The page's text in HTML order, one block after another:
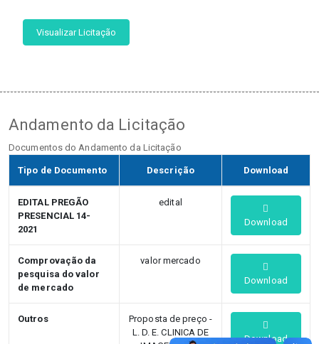
Visualizar Licitação
Andamento da Licitação
Documentos do Andamento da Licitação
Tipo de Documento Descrição Download
EDITAL PREGÃO
PRESENCIAL 14-
2021
edital
Download
Comprovação da
pesquisa do valor
de mercado
valor mercado
Download
Outros
Proposta de preço -
L. D. E. CLINICA DE
Download